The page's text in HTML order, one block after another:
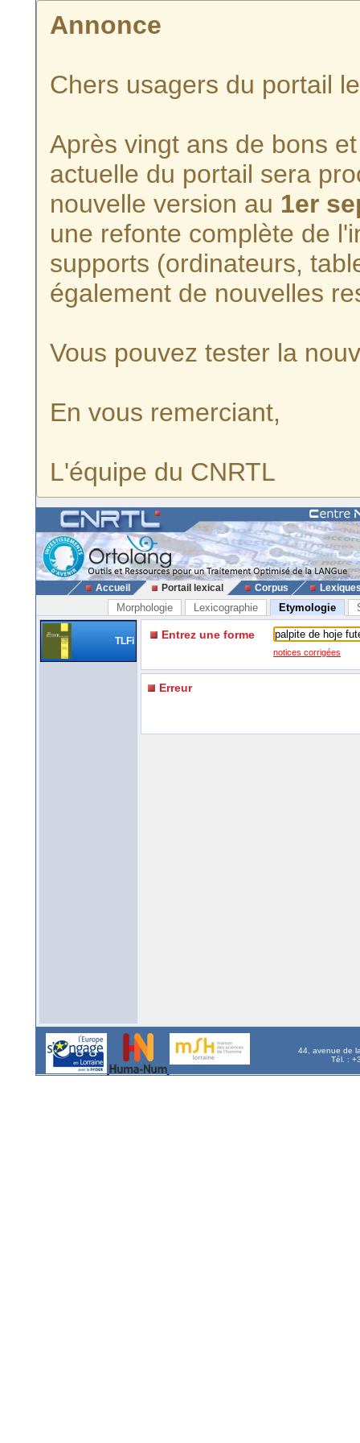
Annonce
Chers usagers du portail
Après vingt ans de bons
actuelle du portail sera
nouvelle version au 1er
une refonte complète de
supports (ordinateurs,
également de nouvelles
Vous pouvez tester la
En vous remerciant,
L'équipe du CNRTL
Accueil Portail lexical Corpus
Morphologie Lexicographie Etymologie
TLFi Entrez une forme
notices corrigées
Erreur
44, avenue de
Tél. :